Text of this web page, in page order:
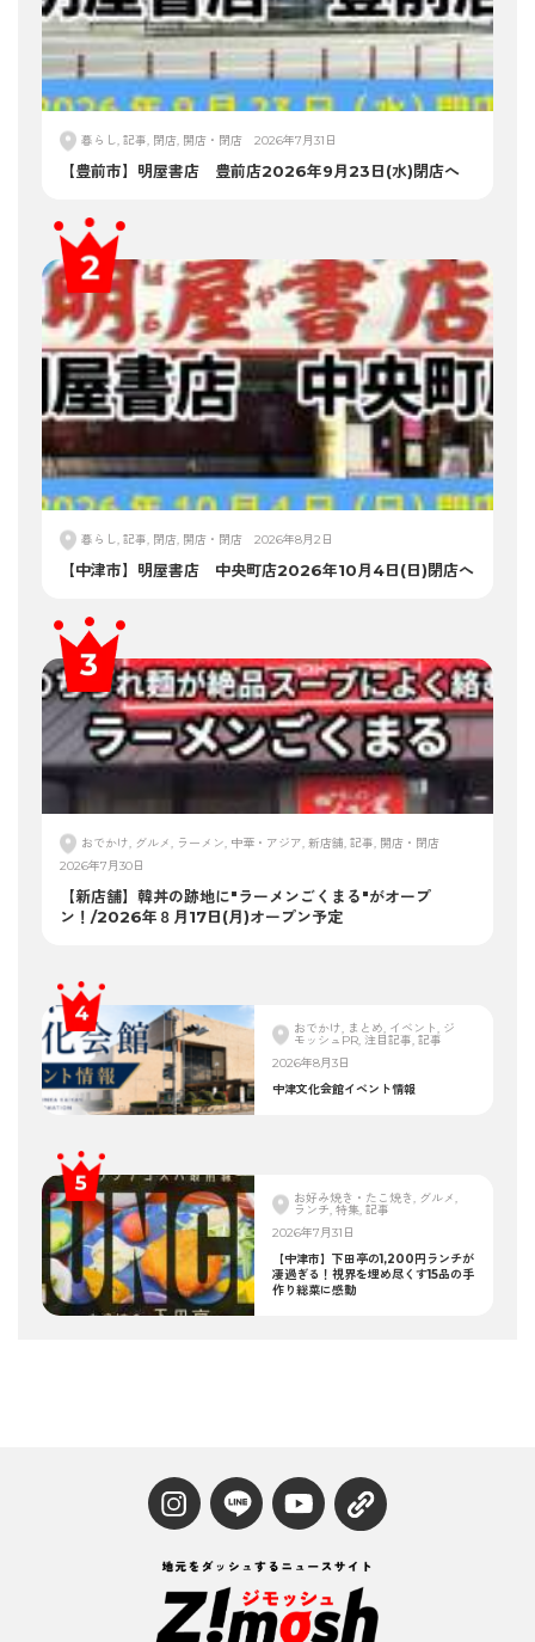
暮らし, 記事, 閉店, 開店・閉店 2026年7月31日
【豊前市】明屋書店 豊前店2026年9月23日(水)閉店へ
暮らし, 記事, 閉店, 開店・閉店 2026年8月2日
【中津市】明屋書店 中央町店2026年10月4日(日)閉店へ
おでかけ, グルメ, ラーメン, 中華・アジア, 新店舗, 記事, 開店・閉店
2026年7月30日
【新店舗】韓丼の跡地に"ラーメンごくまる"がオープ
ン！/2026年８月17日(月)オープン予定
おでかけ, まとめ, イベント, ジ
モッシュPR, 注目記事, 記事
2026年8月3日
中津文化会館イベント情報
お好み焼き・たこ焼き, グルメ,
ランチ, 特集, 記事
2026年7月31日
【中津市】下田亭の1,200円ランチが
凄過ぎる！視界を埋め尽くす15品の手
作り総菜に感動